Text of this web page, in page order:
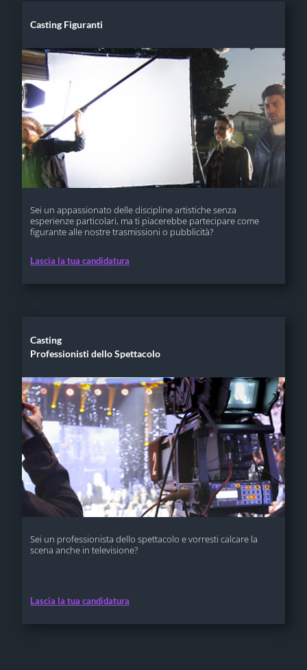
Casting Figuranti
Sei un appassionato delle discipline artistiche senza
esperienze particolari, ma ti piacerebbe partecipare come
figurante alle nostre trasmissioni o pubblicità?
Lascia la tua candidatura
Casting
Professionisti dello Spettacolo
Sei un professionista dello spettacolo e vorresti calcare la
scena anche in televisione?
Lascia la tua candidatura